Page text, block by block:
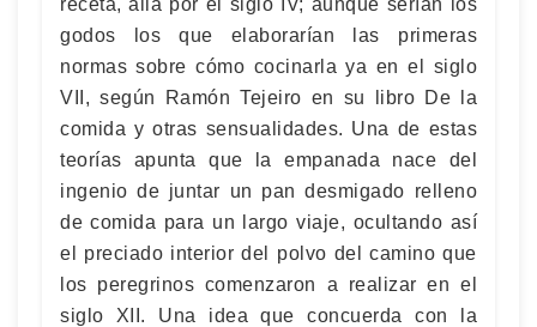
receta, allá por el siglo IV; aunque serían los
godos los que elaborarían las primeras
normas sobre cómo cocinarla ya en el siglo
VII, según Ramón Tejeiro en su libro De la
comida y otras sensualidades. Una de estas
teorías apunta que la empanada nace del
ingenio de juntar un pan desmigado relleno
de comida para un largo viaje, ocultando así
el preciado interior del polvo del camino que
los peregrinos comenzaron a realizar en el
siglo XII. Una idea que concuerda con la